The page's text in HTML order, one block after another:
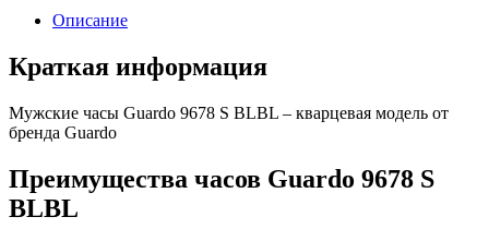
Описание
Краткая информация
Мужские часы Guardo 9678 S BLBL – кварцевая модель от
бренда Guardo
Преимущества часов Guardo 9678 S
BLBL